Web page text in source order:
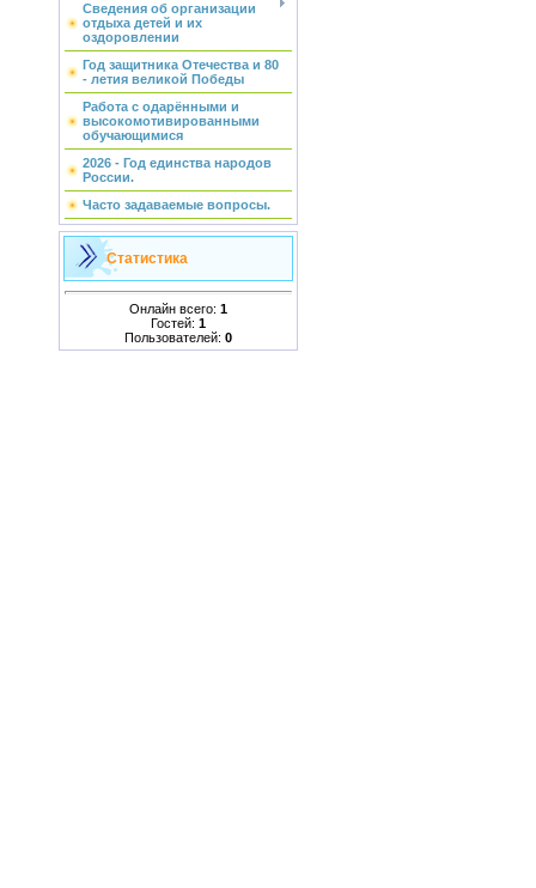
Сведения об организации
отдыха детей и их
оздоровлении
Год защитника Отечества и 80
- летия великой Победы
Работа с одарёнными и
высокомотивированными
обучающимися
2026 - Год единства народов
России.
Часто задаваемые вопросы.
Статистика
Онлайн всего: 1
Гостей: 1
Пользователей: 0